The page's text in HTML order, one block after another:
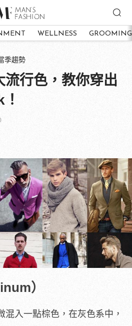
WELLNESS GROOMING
季趨勢
流行色，教你穿出
）
混入一點棕色，在灰色系中，